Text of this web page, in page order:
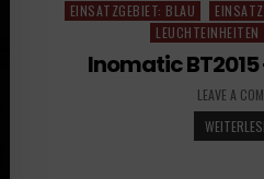
EINSATZGEBIET: BLAU
LEUCHTEINHEITEN
Inomatic
LEAVE A